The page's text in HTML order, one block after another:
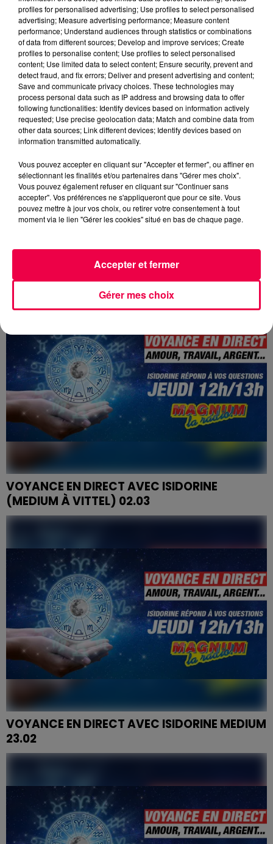
VOYANCE EN DIRECT AVEC ISIDORINE
(MEDIUM À VITTEL) 16.03.23
VOYANCE EN DIRECT AVEC ISIDORINE
(MEDIUM À VITTEL) 09.03.23
VOYANCE EN DIRECT AVEC ISIDORINE
(MEDIUM À VITTEL) 02.03
VOYANCE EN DIRECT AVEC ISIDORINE MEDIUM
23.02
profiles for personalised advertising; Use profiles to select personalised
advertising; Measure advertising performance; Measure content
performance; Understand audiences through statistics or combinations
of data from different sources; Develop and improve services; Create
profiles to personalise content; Use profiles to select personalised
content; Use limited data to select content; Ensure security, prevent and
detect fraud, and fix errors; Deliver and present advertising and content;
Save and communicate privacy choices. These technologies may
process personal data such as IP address and browsing data to offer
following functionalities: Identify devices based on information actively
requested; Use precise geolocation data; Match and combine data from
other data sources; Link different devices; Identify devices based on
information transmitted automatically.
Vous pouvez accepter en cliquant sur "Accepter et fermer", ou affiner en
sélectionnant les finalités et/ou partenaires dans "Gérer mes choix".
Vous pouvez également refuser en cliquant sur "Continuer sans
accepter". Vos préférences ne s'appliqueront que pour ce site. Vous
pouvez mettre à jour vos choix, ou retirer votre consentement à tout
moment via le lien "Gérer les cookies" situé en bas de chaque page.
Gérer mes choix
Accepter et fermer